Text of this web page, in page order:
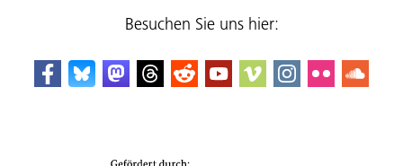
Besuchen Sie uns hier: